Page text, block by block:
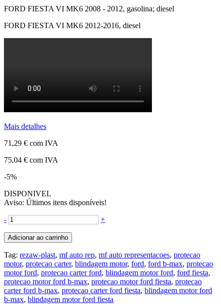
FORD FIESTA VI MK6 2008 - 2012, gasolina; diesel
FORD FIESTA VI MK6 2012-2016, diesel
Mais detalhes
71,29 € com IVA
75,04 € com IVA
-5%
DISPONIVEL
Aviso: Últimos itens disponíveis!
-
+
Adicionar ao carrinho
Tag: rezaw-plast, mf auto rep, mf auto representacoes, protecao
motor, protecao carter, blindagem motor, ford, ford b-max, protecao
motor ford, protecao carter ford, blindagem motor ford, ford fiesta,
protecao motor ford b-max, protecao motor ford fiesta, protecao
carter ford b-max, protecao carter ford fiesta, blindagem motor ford
b-max, blindagem motor ford fiesta